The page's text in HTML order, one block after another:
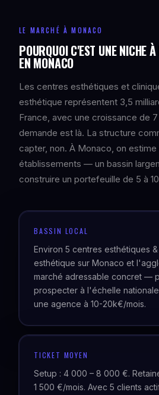
LE MARCHÉ À MONACO
POURQUOI C'EST UNE NICHE
EN MONACO
Les centres esthétiques et
esthétique représentent 3,5
France, avec une croissance de 7
demande est là. La structure
capter, non. À Monaco, on estime
établissements — un bassin
construire un portefeuille de 5 à
BASSIN LOCAL
Environ 5 centres esthétiques
esthétique sur Monaco et
marché adressable concret —
prospecter à l'échelle
une agence à 10-20k€/mois.
TICKET MOYEN
Setup : 4 000 – 8 000 €.
1 500 €/mois. Avec 5 clients